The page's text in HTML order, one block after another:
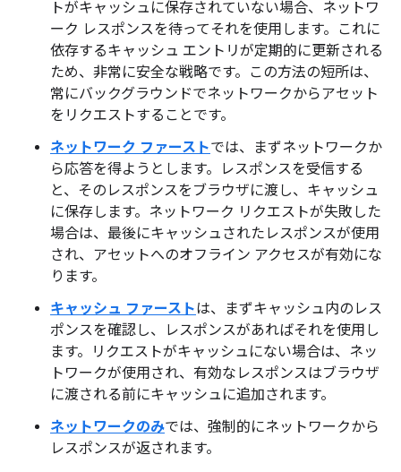
トがキャッシュに保存されていない場合、ネットワ
ーク レスポンスを待ってそれを使用します。これに
依存するキャッシュ エントリが定期的に更新される
ため、非常に安全な戦略です。この方法の短所は、
常にバックグラウンドでネットワークからアセット
をリクエストすることです。
ネットワーク ファーストでは、まずネットワークか
ら応答を得ようとします。レスポンスを受信する
と、そのレスポンスをブラウザに渡し、キャッシュ
に保存します。ネットワーク リクエストが失敗した
場合は、最後にキャッシュされたレスポンスが使用
され、アセットへのオフライン アクセスが有効にな
ります。
キャッシュ ファーストは、まずキャッシュ内のレス
ポンスを確認し、レスポンスがあればそれを使用し
ます。リクエストがキャッシュにない場合は、ネッ
トワークが使用され、有効なレスポンスはブラウザ
に渡される前にキャッシュに追加されます。
ネットワークのみでは、強制的にネットワークから
レスポンスが返されます。